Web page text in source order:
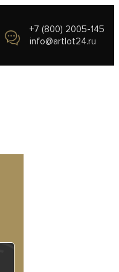
+7 (800) 2005-145
info@artlot24.ru